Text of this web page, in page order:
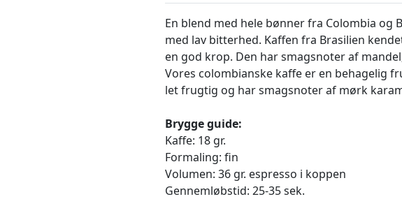
En blend med hele bønner fra Colombia og
med lav bitterhed. Kaffen fra Brasilien
en god krop. Den har smagsnoter af
Vores colombianske kaffe er en behagelig
let frugtig og har smagsnoter af mørk
Brygge guide:
Kaffe: 18 gr.
Formaling: fin
Volumen: 36 gr. espresso i koppen
Gennemløbstid: 25-35 sek.